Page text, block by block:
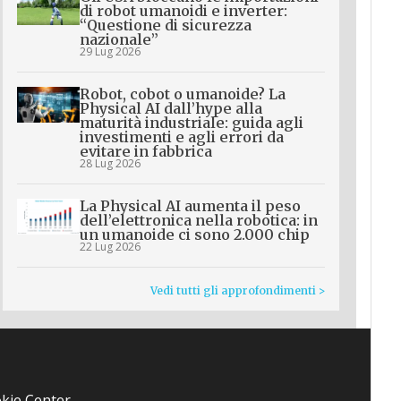
di robot umanoidi e inverter:
“Questione di sicurezza
nazionale”
29 Lug 2026
Robot, cobot o umanoide? La
Physical AI dall’hype alla
maturità industriale: guida agli
investimenti e agli errori da
evitare in fabbrica
28 Lug 2026
La Physical AI aumenta il peso
dell’elettronica nella robotica: in
un umanoide ci sono 2.000 chip
22 Lug 2026
Vedi tutti gli approfondimenti >